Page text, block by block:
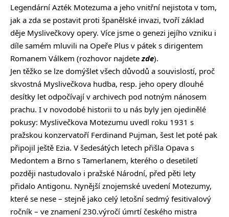
Legendární Azték Motezuma a jeho vnitřní nejistota v tom,
jak a zda se postavit proti španělské invazi, tvoří základ
děje Myslivečkovy opery. Více jsme o genezi jejího vzniku i
díle samém mluvili na Opeře Plus v pátek s dirigentem
Romanem Válkem (rozhovor najdetezde).
Jen těžko se lze domýšlet všech důvodů a souvislostí, proč
skvostná Myslivečkova hudba, resp. jeho opery dlouhé
desítky let odpočívají v archivech pod notným nánosem
prachu. I v novodobé historii to u nás byly jen ojedinělé
pokusy: Myslivečkova Motezumu uvedl roku 1931 s
pražskou konzervatoří Ferdinand Pujman, šest let poté pak
připojil ještě Ezia. V šedesátých letech přišla Opava s
Medontem a Brno s Tamerlanem, kterého o desetiletí
později nastudovalo i pražské Národní, před pěti lety
přidalo Antigonu. Nynější znojemské uvedení Motezumy,
které se nese – stejně jako celý letošní sedmý fesitivalový
ročník – ve znamení 230.výročí úmrtí českého mistra